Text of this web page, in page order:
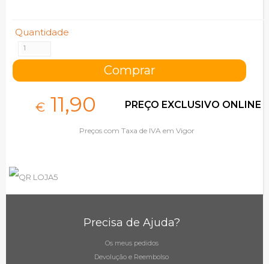
Quantidade
€ 11,90 PREÇO EXCLUSIVO ONLINE
Preços com Taxa de IVA em Vigor
Precisa de Ajuda?
Os meus pedidos
Devolução e Reembolso